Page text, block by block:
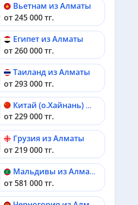
Вьетнам из Алматы
от 245 000 тг.
Египет из Алматы
от 260 000 тг.
Таиланд из Алматы
от 293 000 тг.
Китай (о.Хайнань) из Алматы
от 229 000 тг.
Грузия из Алматы
от 219 000 тг.
Мальдивы из Алматы
от 581 000 тг.